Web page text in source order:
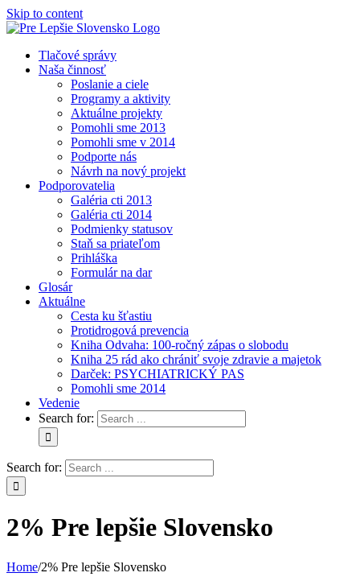
Skip to content
Tlačové správy
Naša činnosť
Poslanie a ciele
Programy a aktivity
Aktuálne projekty
Pomohli sme 2013
Pomohli sme v 2014
Podporte nás
Návrh na nový projekt
Podporovatelia
Galéria cti 2013
Galéria cti 2014
Podmienky statusov
Staň sa priateľom
Prihláška
Formulár na dar
Glosár
Aktuálne
Cesta ku šťastiu
Protidrogová prevencia
Kniha Odvaha: 100-ročný zápas o slobodu
Kniha 25 rád ako chrániť svoje zdravie a majetok
Darček: PSYCHIATRICKÝ PAS
Pomohli sme 2014
Vedenie
Search for:
Search for:
2% Pre lepšie Slovensko
Home/2% Pre lepšie Slovensko